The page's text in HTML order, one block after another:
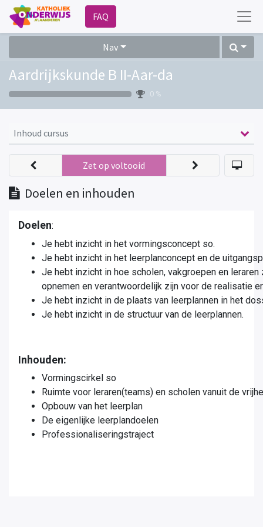
FAQ
Nav
Aardrijkskunde B II-Aar-da
0 %
Inhoud cursus
Doelen en inhouden
Zet op voltooid
Doelen:
Je hebt inzicht in het vormingsconcept so.
Je hebt inzicht in het leerplanconcept en de
Je hebt inzicht in hoe scholen, vakgroepen en
opnemen en verantwoordelijk zijn voor de realisatie
Je hebt inzicht in de plaats van leerplannen in het
Je hebt inzicht in de structuur van de leerplannen.
Inhouden:
Vormingscirkel so
Ruimte voor leraren(teams) en scholen vanuit de
Opbouw van het leerplan
De eigenlijke leerplandoelen
Professionaliseringstraject